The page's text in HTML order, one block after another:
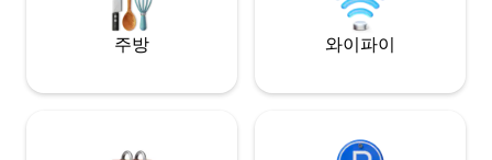
주방 와이파이